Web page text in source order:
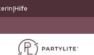
|Hilfe